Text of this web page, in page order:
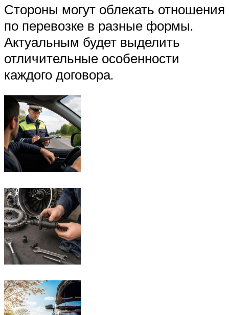
Стороны могут облекать отношения
по перевозке в разные формы.
Актуальным будет выделить
отличительные особенности
каждого договора.